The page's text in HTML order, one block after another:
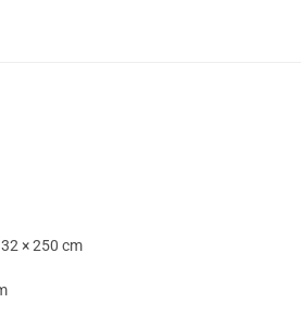
× 250 cm